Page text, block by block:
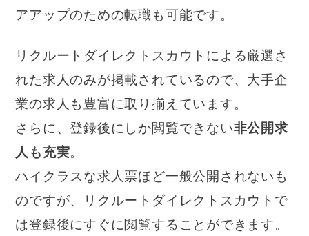
アアップのための転職も可能です。
リクルートダイレクトスカウトによる厳選さ
れた求人のみが掲載されているので、大手企
業の求人も豊富に取り揃えています。
さらに、登録後にしか閲覧できない非公開求
人も充実。
ハイクラスな求人票ほど一般公開されないも
のですが、リクルートダイレクトスカウトで
は登録後にすぐに閲覧することができます。